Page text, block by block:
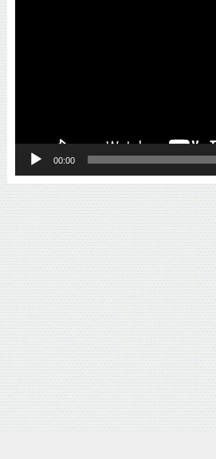
00:00